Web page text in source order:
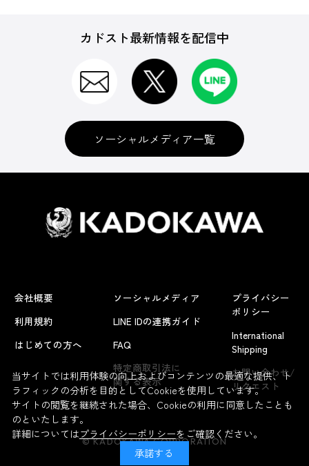
カドスト最新情報を配信中
ソーシャルメディア一覧
会社概要
利用規約
はじめての方へ
ソーシャルメディア
LINE IDの連携ガイド
FAQ
特定商取引法に
関する表示
プライバシー
ポリシー
International
Shipping
お問い合わせ/
リクエスト
© KADOKAWA CORPORATION
当サイトでは利用体験の向上およびコンテンツの最適な提供、ト
ラフィックの分析を目的としてCookieを使用しています。
サイトの閲覧を継続された場合、Cookieの利用に同意したことも
のといたします。
詳細についてはプライバシーポリシーをご確認ください。
承諾する